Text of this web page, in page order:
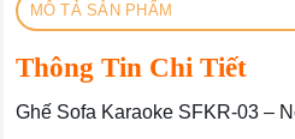
MÔ TẢ SẢN PHẨM
Thông Tin Chi Tiết
Ghế Sofa Karaoke SFKR-03 –